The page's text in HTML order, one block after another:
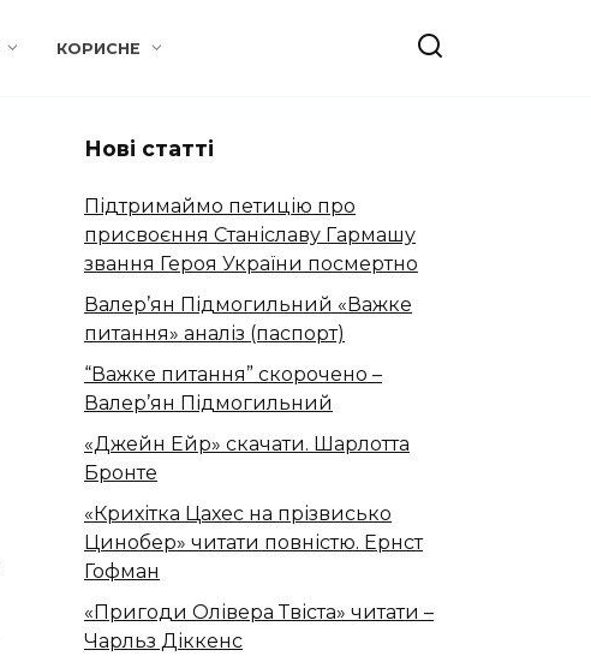
КОРИСНЕ
Нові статті
Підтримаймо петицію про
присвоєння Станіславу Гармашу
звання Героя України посмертно
Валер’ян Підмогильний «Важке
питання» аналіз (паспорт)
“Важке питання” скорочено –
Валер’ян Підмогильний
«Джейн Ейр» скачати. Шарлотта
Бронте
«Крихітка Цахес на прізвисько
Цинобер» читати повністю. Ернст
Гофман
«Пригоди Олівера Твіста» читати –
Чарльз Діккенс